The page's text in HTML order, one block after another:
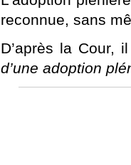
reconnue, sans
D’après la Cour,
d’une adoption